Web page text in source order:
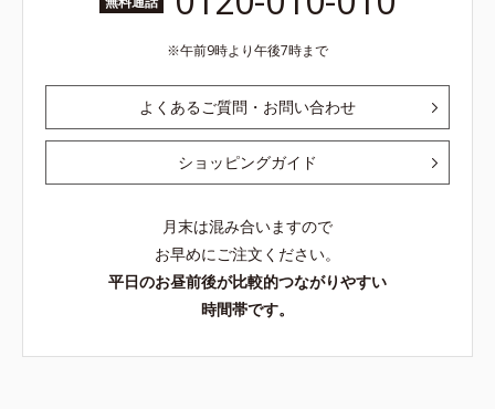
午前9時より午後7時まで
よくあるご質問・お問い合わせ
ショッピングガイド
月末は混み合いますので
お早めにご注文ください。
平日のお昼前後が比較的つながりやすい
時間帯です。